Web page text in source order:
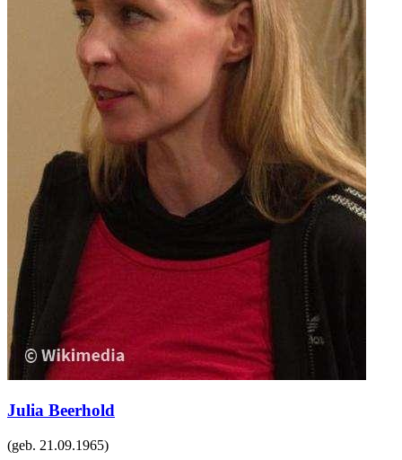
Julia Beerhold
(geb. 21.09.1965)